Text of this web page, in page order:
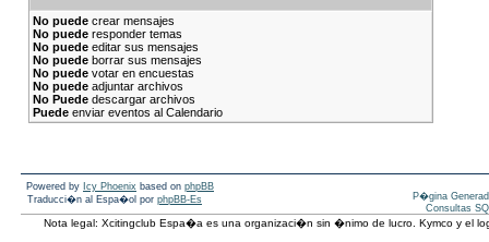
No puede crear mensajes
No puede responder temas
No puede editar sus mensajes
No puede borrar sus mensajes
No puede votar en encuestas
No puede adjuntar archivos
No Puede descargar archivos
Puede enviar eventos al Calendario
Powered by Icy Phoenix based on phpBB
Traducci�n al Espa�ol por phpBB-Es
P�gina
Consultas
Nota legal: Xcitingclub Espa�a es una organizaci�n sin �nimo de lucro. Kymco y el